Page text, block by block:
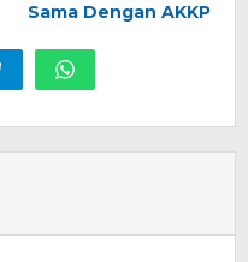
Sama Dengan AKKP